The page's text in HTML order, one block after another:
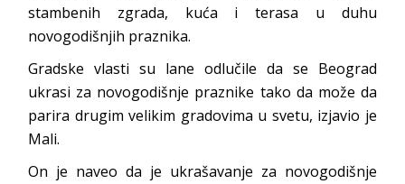
stambenih zgrada, kuća i terasa u duhu
novogodišnjih praznika.
Gradske vlasti su lane odlučile da se Beograd
ukrasi za novogodišnje praznike tako da može da
parira drugim velikim gradovima u svetu, izjavio je
Mali.
On je naveo da je ukrašavanje za novogodišnje